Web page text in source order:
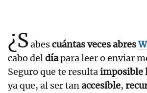
¿Sabescuántas vecesabres
cabo deldíapara leer o enviar
Seguro que te resultaimposible
ya que, al ser tanaccesible,